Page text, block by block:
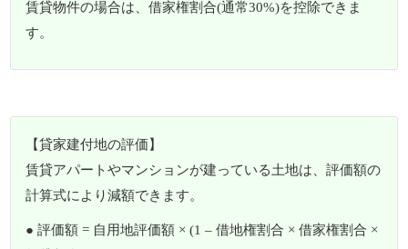
賃貸物件の場合は、借家権割合(通常30%)を控除できま
す。
【貸家建付地の評価】
賃貸アパートやマンションが建っている土地は、評価額の
計算式により減額できます。
● 評価額 = 自用地評価額 × (1 – 借地権割合 × 借家権割合 ×